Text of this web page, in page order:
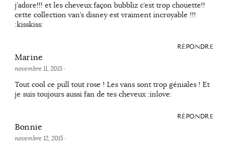
j’adore!!! et les cheveux façon bubbliz c’est trop chouette!!
cette collection van’s disney est vraiment incroyable !!!
:kisskiss:
RÉPONDRE
Marine
novembre 11, 2015·
Tout cool ce pull tout rose ! Les vans sont trop géniales ! Et
je suis toujours aussi fan de tes cheveux :inlove:
RÉPONDRE
Bonnie
novembre 12, 2015·